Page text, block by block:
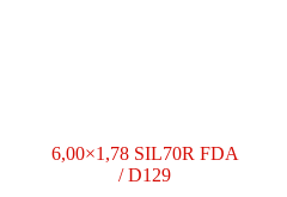
6,00×1,78 SIL70R FDA
/ D129